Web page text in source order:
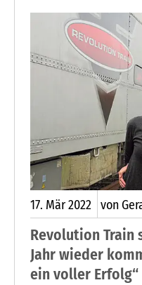
17. Mär2022 von
Revolution Train
Jahr wieder
ein voller Erfolg“